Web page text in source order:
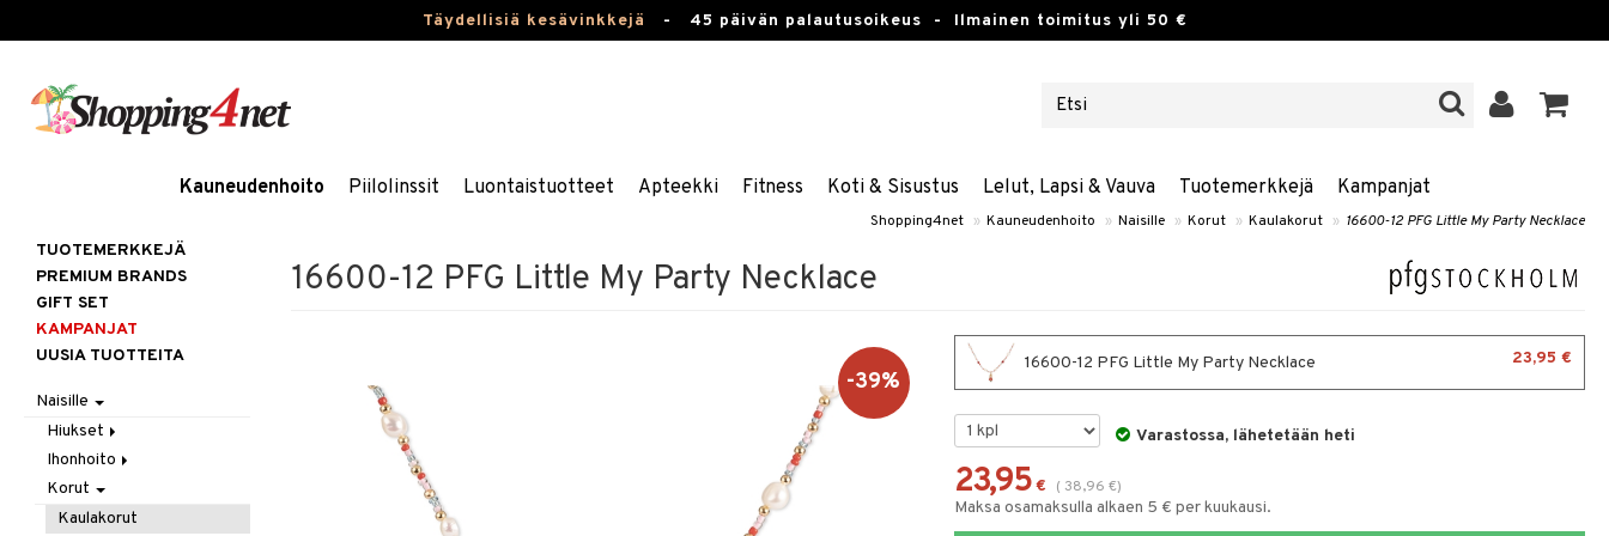
Täydellisiä kesävinkkejä - 45 päivän palautusoikeus - Ilmainen toimitus yli 50 €
Kauneudenhoito Piilolinssit Luontaistuotteet Apteekki Fitness Koti & Sisustus Lelut, Lapsi & Vauva Tuotemerkkejä Kampanjat
Shopping4net » Kauneudenhoito » Naisille » Korut » Kaulakorut » 16600-12 PFG Little My Party Necklace
16600-12 PFG Little My Party Necklace
-39%
16600-12 PFG Little My Party Necklace 23,95 €
Varastossa, lähetetään heti
23,95 € ( 38,96 €)
Maksa osamaksulla alkaen 5 € per kuukausi.
TUOTEMERKKEJÄ
PREMIUM BRANDS
GIFT SET
KAMPANJAT
UUSIA TUOTTEITA
Naisille
Hiukset
Gift Set
Harjat / Kammat
Hiuskuurit
Ihonhoito
Aurinkotuotteet
Erikoistuotteet
Korut
Kaulakorut